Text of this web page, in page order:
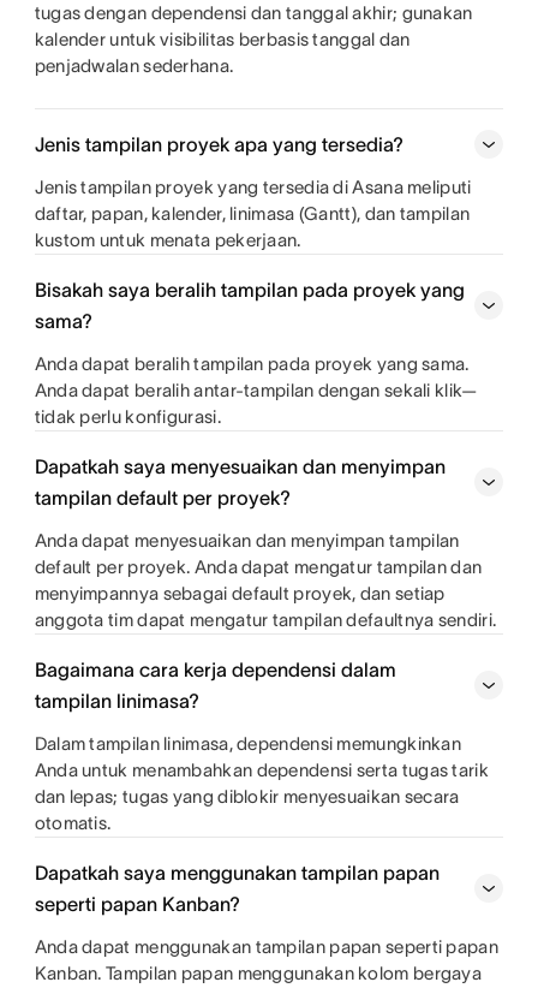
tugas dengan dependensi dan tanggal akhir; gunakan
kalender untuk visibilitas berbasis tanggal dan
penjadwalan sederhana.
Jenis tampilan proyek apa yang tersedia?
Jenis tampilan proyek yang tersedia di Asana meliputi
daftar, papan, kalender, linimasa (Gantt), dan tampilan
kustom untuk menata pekerjaan.
Bisakah saya beralih tampilan pada proyek yang
sama?
Anda dapat beralih tampilan pada proyek yang sama.
Anda dapat beralih antar-tampilan dengan sekali klik—
tidak perlu konfigurasi.
Dapatkah saya menyesuaikan dan menyimpan
tampilan default per proyek?
Anda dapat menyesuaikan dan menyimpan tampilan
default per proyek. Anda dapat mengatur tampilan dan
menyimpannya sebagai default proyek, dan setiap
anggota tim dapat mengatur tampilan defaultnya sendiri.
Bagaimana cara kerja dependensi dalam
tampilan linimasa?
Dalam tampilan linimasa, dependensi memungkinkan
Anda untuk menambahkan dependensi serta tugas tarik
dan lepas; tugas yang diblokir menyesuaikan secara
otomatis.
Dapatkah saya menggunakan tampilan papan
seperti papan Kanban?
Anda dapat menggunakan tampilan papan seperti papan
Kanban. Tampilan papan menggunakan kolom bergaya